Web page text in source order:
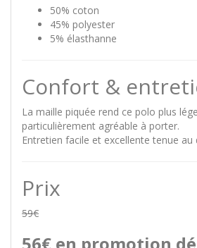
50% coton
45% polyester
5% élasthanne
Confort &
La maille piquée rend ce polo plus
particulièrement agréable à porter.
Entretien facile et excellente tenue au
Prix
59€